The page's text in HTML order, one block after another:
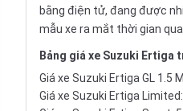
bằng điện tử, đang được
mẫu xe ra mắt thời gian
Bảng giá xe Suzuki Ertiga
Giá xe Suzuki Ertiga GL 1.5
Giá xe Suzuki Ertiga